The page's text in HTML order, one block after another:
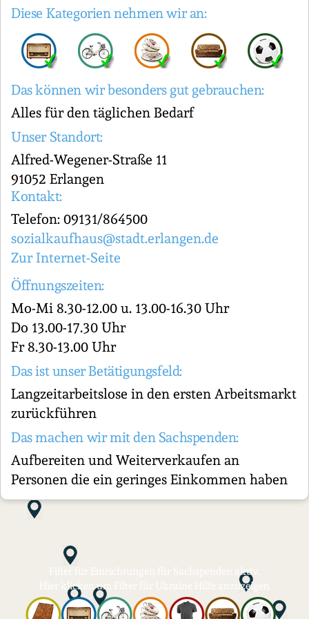
Filter für Einrichtungen für Sachspenden aktiv.
Hier klicken um Filter für Ukraine Hilfe anzuzeigen
Diese Kategorien nehmen wir an:
Das können wir besonders gut gebrauchen:
Alles für den täglichen Bedarf
Unser Standort:
Alfred-Wegener-Straße 11
91052 Erlangen
Kontakt:
Telefon: 09131/864500
sozialkaufhaus@stadt.erlangen.de
Zur Internet-Seite
Öffnungszeiten:
Mo-Mi 8.30-12.00 u. 13.00-16.30 Uhr
Do 13.00-17.30 Uhr
Fr 8.30-13.00 Uhr
Das ist unser Betätigungsfeld:
Langzeitarbeitslose in den ersten Arbeitsmarkt
zurückführen
Das machen wir mit den Sachspenden:
Aufbereiten und Weiterverkaufen an
Personen die ein geringes Einkommen haben